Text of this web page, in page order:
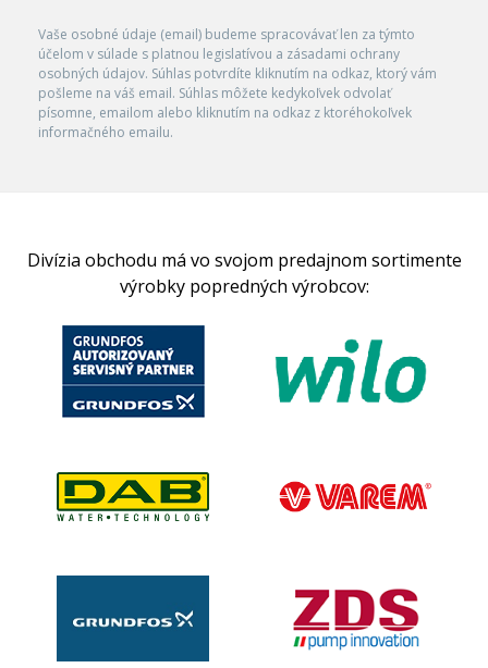
Vaše osobné údaje (email) budeme spracovávať len za týmto
účelom v súlade s platnou legislatívou a zásadami ochrany
osobných údajov. Súhlas potvrdíte kliknutím na odkaz, ktorý vám
pošleme na váš email. Súhlas môžete kedykoľvek odvolať
písomne, emailom alebo kliknutím na odkaz z ktoréhokoľvek
informačného emailu.
Divízia obchodu má vo svojom predajnom sortimente
výrobky popredných výrobcov: